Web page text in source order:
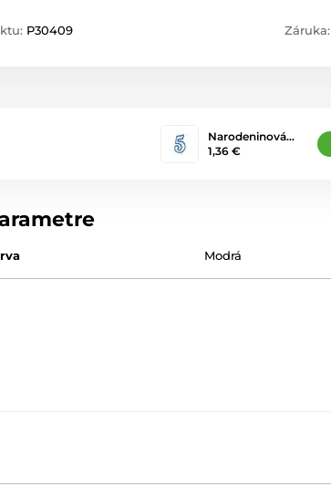
P30409 Záruka:
Narodeninová…
1,36 €
Modrá